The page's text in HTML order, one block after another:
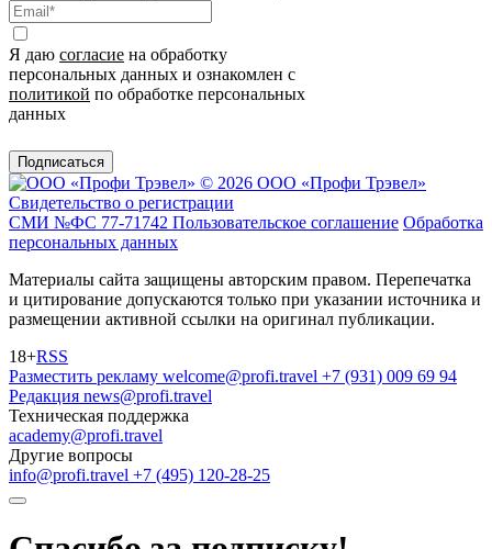
Я даю согласие на обработку
персональных данных и ознакомлен с
политикой по обработке персональных
данных
Подписаться
© 2026 ООО «Профи Трэвeл»
Свидетельство о регистрации
СМИ №ФС 77-71742 Пользовательское соглашение Обработка
персональных данных
Материалы сайта защищены авторским правом. Перепечатка
и цитирование допускаются только при указании источника и
размещении активной ссылки на оригинал публикации.
18+RSS
Разместить рекламу welcome@profi.travel +7 (931) 009 69 94
Редакция news@profi.travel
Техническая поддержка
academy@profi.travel
Другие вопросы
info@profi.travel +7 (495) 120-28-25